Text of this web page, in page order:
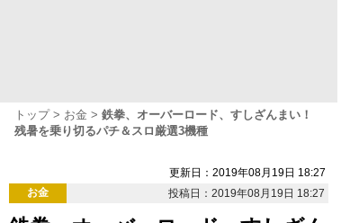
トップ お金
鉄拳、オーバーロード、すしざんまい！
残暑を乗り切るパチ＆スロ厳選3機種
更新日：2019年08月19日 18:27
お金
投稿日：2019年08月19日 18:27